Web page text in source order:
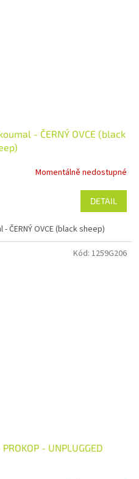
- ČERNÝ OVCE (black
Momentálně nedostupné
DETAIL
ČERNÝ OVCE (black sheep)
- UNPLUGGED
Kód: 1259G206